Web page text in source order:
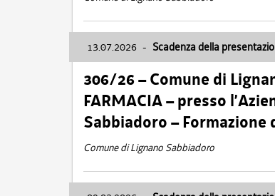
13.07.2026 - Scadenza della
306/26 – Comune di
FARMACIA – presso
Sabbiadoro –
Comune di Lignano Sabbiadoro